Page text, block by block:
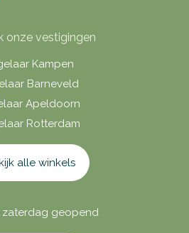
onze vestigingen
Kampen
Barneveld
Apeldoorn
Rotterdam
alle winkels
zaterdag geopend